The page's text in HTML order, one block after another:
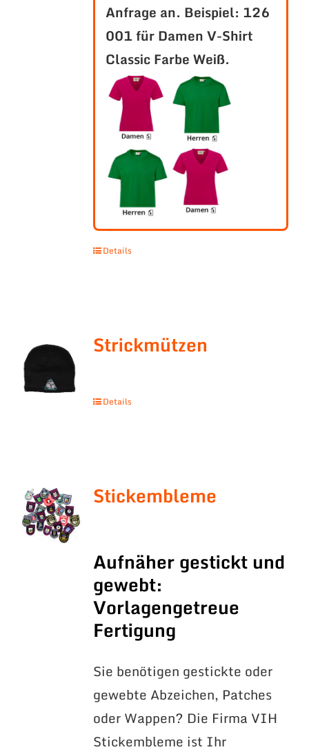
Anfrage an. Beispiel: 126
001 für Damen V-Shirt
Classic Farbe Weiß.
Details
Strickmützen
Details
Stickembleme
Aufnäher gestickt und
gewebt:
Vorlagengetreue
Fertigung
Sie benötigen gestickte oder
gewebte Abzeichen, Patches
oder Wappen? Die Firma VIH
Stickembleme ist Ihr